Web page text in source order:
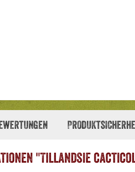
"Tillandsie